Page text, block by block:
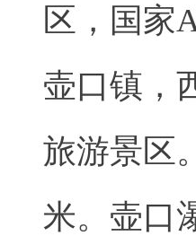
区，国家
壶口镇，
旅游景区
米。壶口